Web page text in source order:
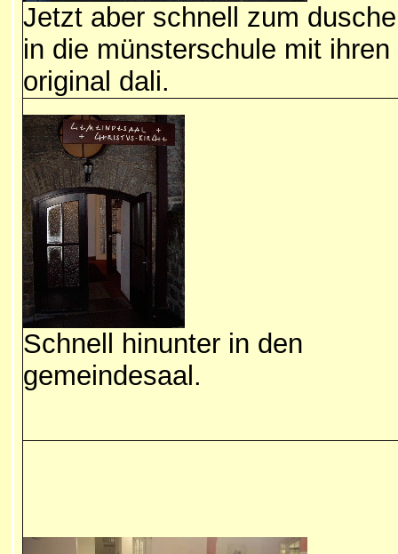
Jetzt aber schnell zum
in die münsterschule mit ihren
original dali.
Schnell hinunter in den
gemeindesaal.